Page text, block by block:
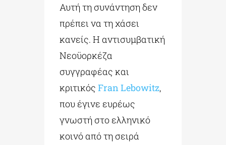
Αυτή τη συνάντηση δεν
πρέπει να τη χάσει
κανείς. Η αντισυμβατική
Νεοϋορκέζα
συγγραφέας και
κριτικόςFran Lebowitz,
που έγινε ευρέως
γνωστή στο ελληνικό
κοινό από τη σειρά